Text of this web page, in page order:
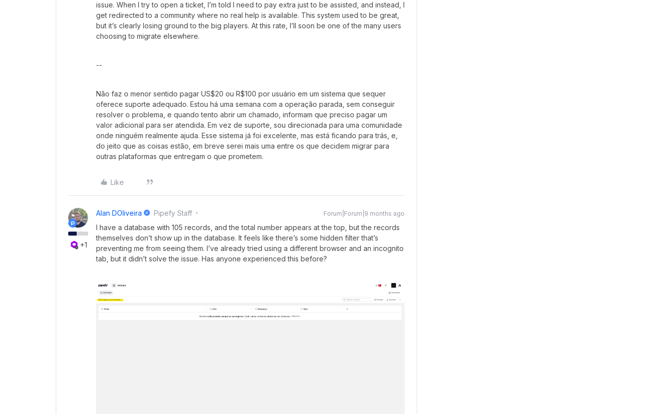
issue. When I try to open a ticket, I’m told I need to pay extra just to be assisted, and instead, I
get redirected to a community where no real help is available. This system used to be great,
but it’s clearly losing ground to the big players. At this rate, I’ll soon be one of the many users
choosing to migrate elsewhere.
--
Não faz o menor sentido pagar US$20 ou R$100 por usuário em um sistema que sequer
oferece suporte adequado. Estou há uma semana com a operação parada, sem conseguir
resolver o problema, e quando tento abrir um chamado, informam que preciso pagar um
valor adicional para ser atendida. Em vez de suporte, sou direcionada para uma comunidade
onde ninguém realmente ajuda. Esse sistema já foi excelente, mas está ficando para trás, e,
do jeito que as coisas estão, em breve serei mais uma entre os que decidem migrar para
outras plataformas que entregam o que prometem.
Like
+1
Alan DOliveira Pipefy Staff Forum|Forum|9 months ago
I have a database with 105 records, and the total number appears at the top, but the records
themselves don’t show up in the database. It feels like there’s some hidden filter that’s
preventing me from seeing them. I’ve already tried using a different browser and an incognito
tab, but it didn’t solve the issue. Has anyone experienced this before?